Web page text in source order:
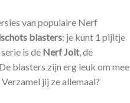
van populaire Nerf
blasters: je kunt 1 pijltje
is de Nerf Jolt, de
blasters zijn erg leuk om mee
Verzamel jij ze allemaal?